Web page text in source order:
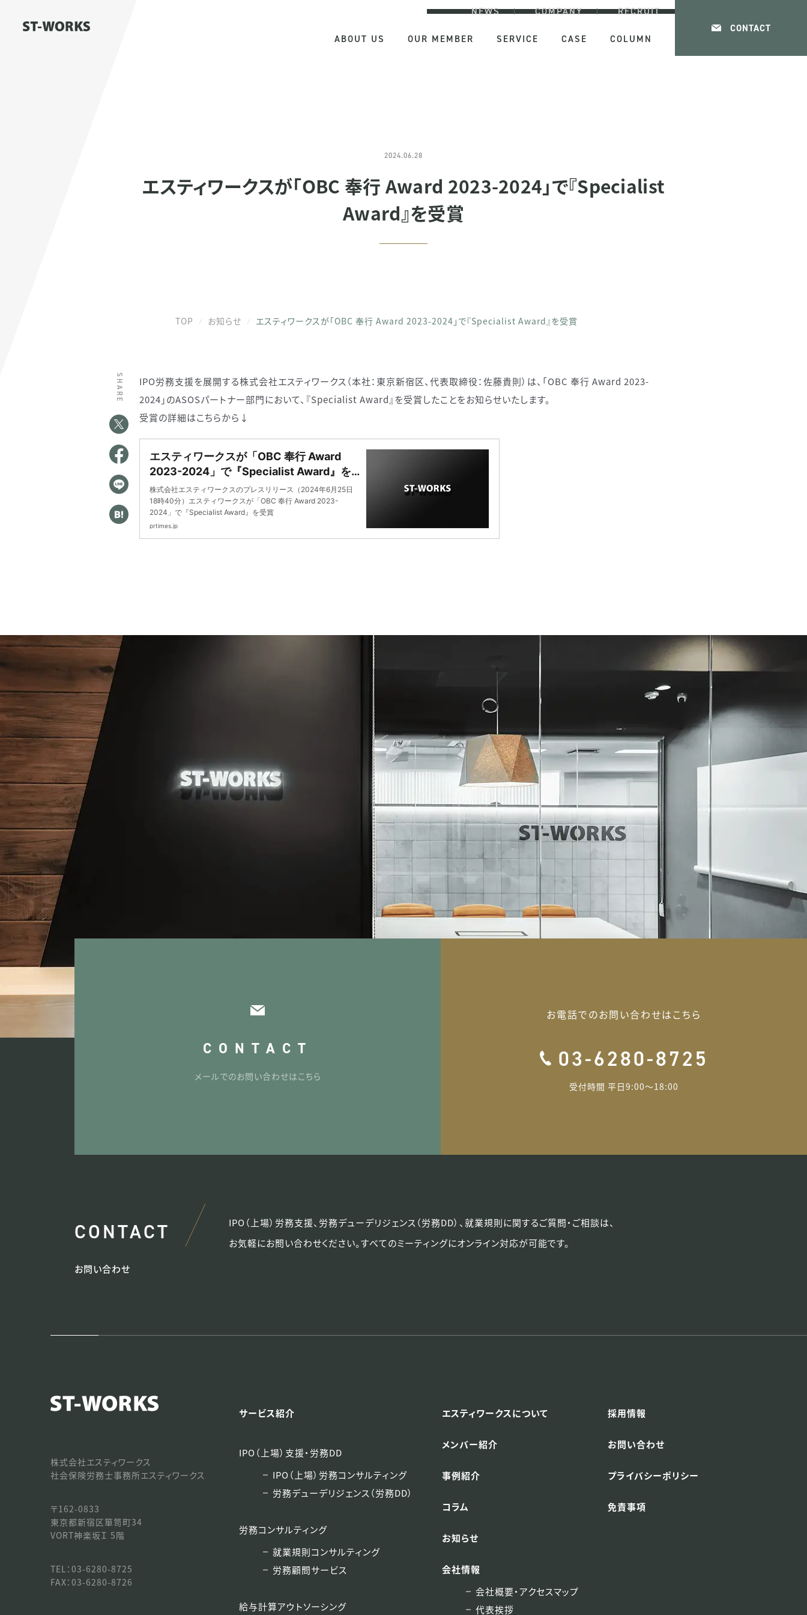
ABOUT US OUR MEMBER SERVICE CASE COLUMN
NEWS COMPANY
RECRUIT
CONTACT
2024.06.28
エスティワークスが「OBC 奉行 Award 2023-2024」で『Specialist
Award』を受賞
TOP お知らせ エスティワークスが「OBC 奉行 Award 2023-2024」で『Specialist Award』を受賞
SHARE
IPO労務支援を展開する株式会社エスティワークス（本社：東京新宿区、代表取締役：佐藤貴則）は、「OBC 奉行 Award 2023-
2024」のASOSパートナー部門において、『Specialist Award』を受賞したことをお知らせいたします。
受賞の詳細はこちらから↓
エスティワークスが「OBC 奉行 Award
2023-2024」で『Specialist Award』を
受賞
株式会社エスティワークスのプレスリリース（2024年6月25日
18時40分）エスティワークスが「OBC 奉行 Award 2023-
2024」で『Specialist Award』を受賞
prtimes.jp
CONTACT
メールでのお問い合わせはこちら
お電話でのお問い合わせはこちら
03-6280-8725
受付時間 平日9:00〜18:00
CONTACT
お問い合わせ
IPO（上場）労務支援、労務デューデリジェンス（労務DD）、就業規則に関するご質問・ご相談は、
お気軽にお問い合わせください。すべてのミーティングにオンライン対応が可能です。
株式会社エスティワークス
社会保険労務士事務所エスティワークス
〒162-0833
東京都新宿区箪笥町34
VORT神楽坂Ｉ 5階
TEL：03-6280-8725
FAX：03-6280-8726
サービス紹介
IPO（上場）支援・労務DD
IPO（上場）労務コンサルティング
労務デューデリジェンス（労務DD）
労務コンサルティング
就業規則コンサルティング
労務顧問サービス
給与計算アウトソーシング
エスティワークスについて
メンバー紹介
事例紹介
コラム
お知らせ
会社情報
会社概要・アクセスマップ
代表挨拶
採用情報
お問い合わせ
プライバシーポリシー
免責事項